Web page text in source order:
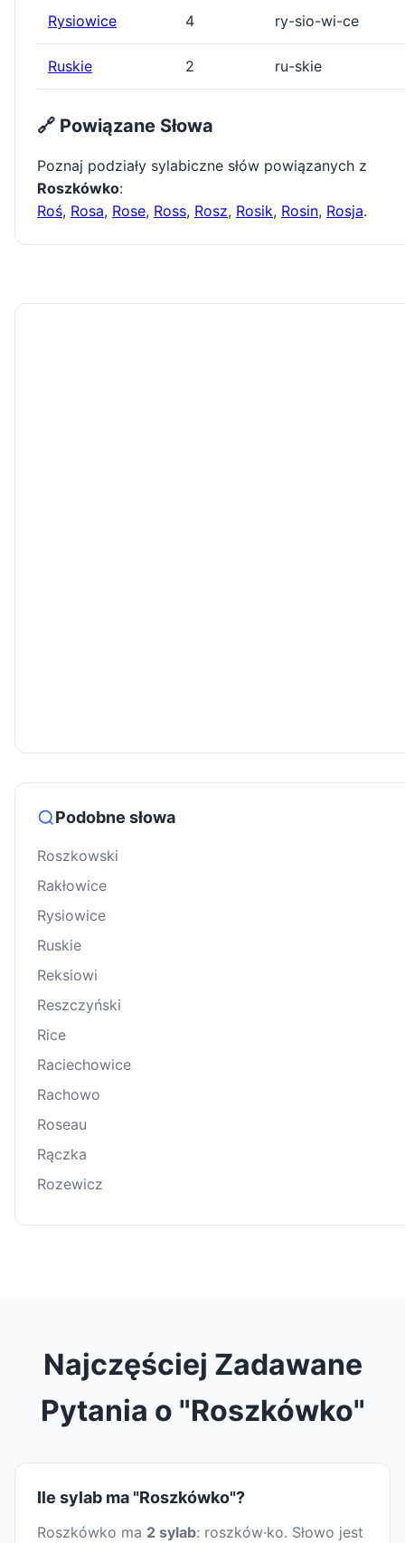
Rysiowice 4 ry-sio-wi-ce
Ruskie 2 ru-skie
🔗 Powiązane Słowa
Poznaj podziały sylabiczne słów powiązanych z
Roszkówko:
Roś, Rosa, Rose, Ross, Rosz, Rosik, Rosin, Rosja.
Podobne słowa
Roszkowski
Rakłowice
Rysiowice
Ruskie
Reksiowi
Reszczyński
Rice
Raciechowice
Rachowo
Roseau
Rączka
Rozewicz
Najczęściej Zadawane
Pytania o "Roszkówko"
Ile sylab ma "Roszkówko"?
Roszkówko ma 2 sylab: roszków·ko. Słowo jest